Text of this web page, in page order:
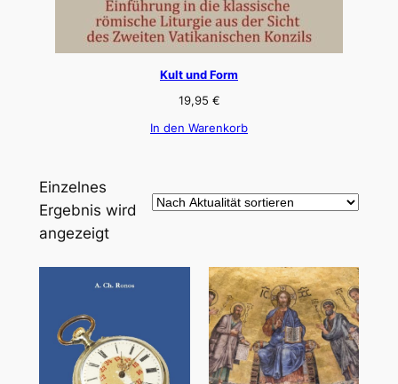
Kult und Form
19,95 €
In den Warenkorb
Einzelnes
Ergebnis wird
angezeigt